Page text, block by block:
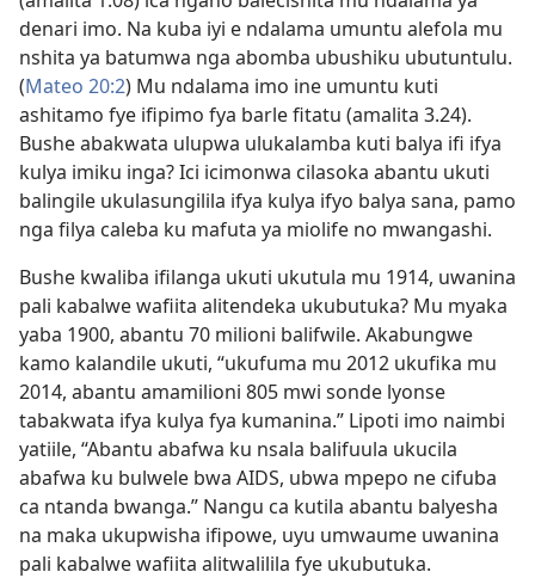
denari imo. Na kuba iyi e ndalama umuntu alefola mu
nshita ya batumwa nga abomba ubushiku ubutuntulu.
(Mateo 20:2) Mu ndalama imo ine umuntu kuti
ashitamo fye ifipimo fya barle fitatu (amalita 3.24).
Bushe abakwata ulupwa ulukalamba kuti balya ifi ifya
kulya imiku inga? Ici icimonwa cilasoka abantu ukuti
balingile ukulasungilila ifya kulya ifyo balya sana, pamo
nga filya caleba ku mafuta ya miolife no mwangashi.
Bushe kwaliba ifilanga ukuti ukutula mu 1914, uwanina
pali kabalwe wafiita alitendeka ukubutuka? Mu myaka
yaba 1900, abantu 70 milioni balifwile. Akabungwe
kamo kalandile ukuti, “ukufuma mu 2012 ukufika mu
2014, abantu amamilioni 805 mwi sonde lyonse
tabakwata ifya kulya fya kumanina.” Lipoti imo naimbi
yatiile, “Abantu abafwa ku nsala balifuula ukucila
abafwa ku bulwele bwa AIDS, ubwa mpepo ne cifuba
ca ntanda bwanga.” Nangu ca kutila abantu balyesha
na maka ukupwisha ifipowe, uyu umwaume uwanina
pali kabalwe wafiita alitwalilila fye ukubutuka.